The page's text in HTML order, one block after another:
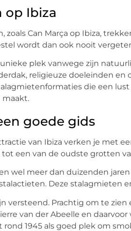
op Ibiza
zoals Can Marça op Ibiza,
wordt dan ook nooit
unieke plek vanwege zijn
religieuze doeleinden
die een
maakt.
goede gids
van Ibiza verken je met
een van de oudste grotten
wel meer dan duizenden
Deze stalagmieten
versteend. Prachtig om te
van der Abeelle en
1945 als goed plek om